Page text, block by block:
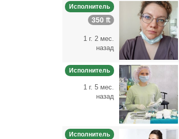
Исполнитель
350 ₶
1 г. 2 мес.
назад
Исполнитель
1 г. 5 мес.
назад
Исполнитель